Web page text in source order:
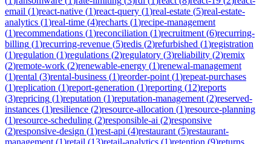
email (1)react-native (1)react-query (1)real-estate (5)real-estate-
analytics (1)real-time (4)recharts (1)recipe-management
(1)recommendations (1)reconciliation (1)recruitment (6)recurring-
billing (1)recurring-revenue (5)redis (2)refurbished (1)registration
(1)regulation (1)regulations (2)regulatory (3)reliability (2)remix
(2)remote-work (2)renewable-energy (1)renewal-management
(1)rental (3)rental-business (1)reorder-point (1)repeat-purchases
(1)replication (1)report-generation (1)reporting (12)reports
(3)repricing (1)reputation (1)reputation-management (2)reserved-
instances (1)resilience (2)resource-allocation (1)resource-planning
(1)resource-scheduling (2)responsible-ai (2)responsive
(2)responsive-design (1)rest-api (4)restaurant (5)restaurant-
management (1)retail (13)retail-analytics (1)retention (9)returns